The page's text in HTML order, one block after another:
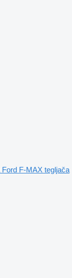
Ford F-MAX tegljača